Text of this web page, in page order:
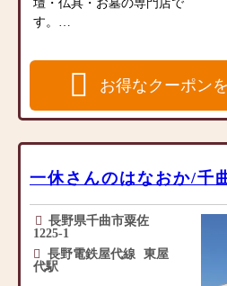
眺望の良い市営霊園
北アルプスや北信五岳を望
バリアフリーで高齢の方や
車いすの方にも優しい霊園
です。合葬式墓地も完備し
ています。
方）のみの申し込みとなり
回の抽選となります。
他にもご案内可能な霊園多
数ございますので、お気軽
う、商品情報に精通したア
ドバイザーが常駐しており
【店舗情報】
は、稲田1丁目交差点近くに
所在し、無料駐車場完備。
揃えを誇る仏壇・仏具・墓
◎取扱い商品仏壇、仏具、
位牌、念珠、線香、ローソ
ク、香炉、神棚、掛軸、提
灯、フラワーアレンジメン
ーが丁寧に対応いたしま
【仏事に必要な商品を豊富
に品揃え】
間にも置きやすいモダン仏
壇やタンスの上に置く上置
仏壇、伝統的な大型仏壇な
どを始め、常時200点ほどの
お仏壇を取り揃えておりま
展示場もございます。
壇・仏具・お墓の専門店で
す。
客を心がけております。家
具調デザインが特徴で洋間
にも置きやすいモダン仏壇
やタンスの上に置く上置仏
ほどのお仏壇を取り揃えて
おります。また、毎日のお
参りに欠かせないお線香や
ローソク、フラワーアレン
ジメントなどの小物商品の
品揃えも充実、専門店とし
お得なクーポン
一休さんのはなおか/千
長野県千曲市粟佐
1225-1
長野電鉄屋代線
東屋
代駅